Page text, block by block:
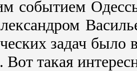
cобытием
задач было
Вот такая